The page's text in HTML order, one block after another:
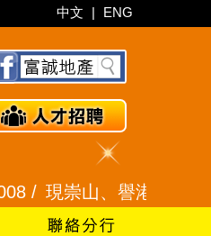
中文 | ENG
現崇山、譽港灣 2345